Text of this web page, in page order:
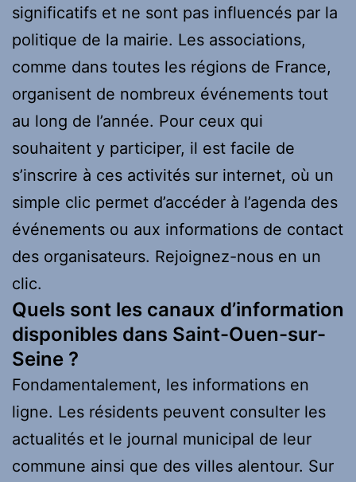
significatifs et ne sont pas influencés par la
politique de la mairie. Les associations,
comme dans toutes les régions de France,
organisent de nombreux événements tout
au long de l’année. Pour ceux qui
souhaitent y participer, il est facile de
s’inscrire à ces activités sur internet, où un
simple clic permet d’accéder à l’agenda des
événements ou aux informations de contact
des organisateurs. Rejoignez-nous en un
clic.
Quels sont les canaux d’information
disponibles dans Saint-Ouen-sur-
Seine ?
Fondamentalement, les informations en
ligne. Les résidents peuvent consulter les
actualités et le journal municipal de leur
commune ainsi que des villes alentour. Sur